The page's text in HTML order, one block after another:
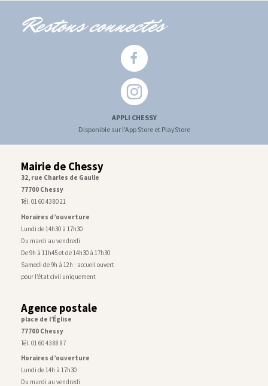
Restons connectés
APPLI CHESSY
Disponible sur l'App Store et PlayStore
Mairie de Chessy
32, rue Charles de Gaulle
77700 Chessy
Tél. 01 60 43 80 21
Horaires d’ouverture
Lundi de 14h30 à 17h30
Du mardi au vendredi
De 9h à 11h45 et de 14h30 à 17h30
Samedi de 9h à 12h : accueil ouvert
pour l’état civil uniquement
Agence postale
place de l’Église
77700 Chessy
Tél. 01 60 43 88 87
Horaires d’ouverture
Lundi de 14h à 17h30
Du mardi au vendredi